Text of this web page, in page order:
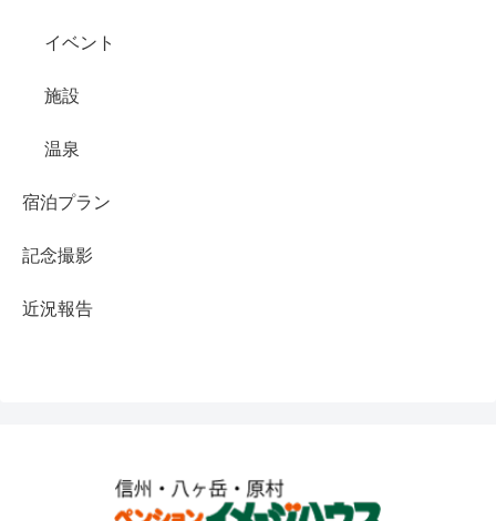
イベント
施設
温泉
宿泊プラン
記念撮影
近況報告